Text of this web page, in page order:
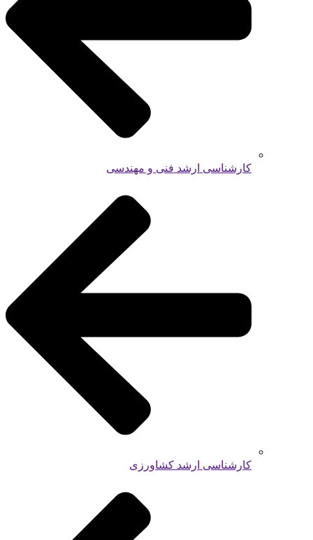
کارشناسی ارشد فنی و مهندسی
کارشناسی ارشد کشاورزی